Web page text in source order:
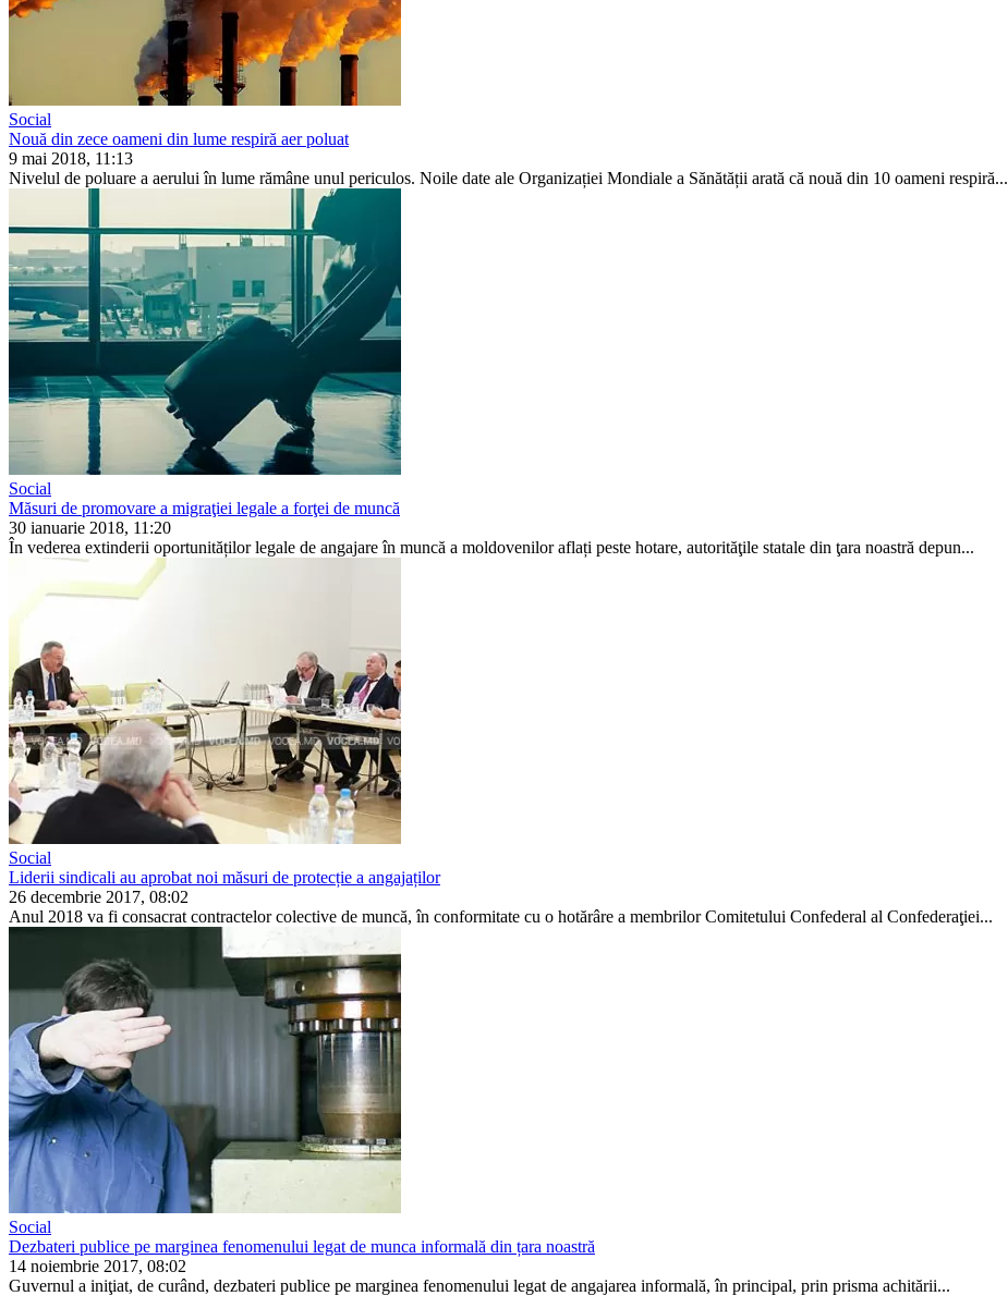
Social
Nouă din zece oameni din lume respiră aer poluat
9 mai 2018, 11:13
Nivelul de poluare a aerului în lume rămâne unul periculos. No­ile date ale Organizației Mondi­ale a Sănătății arată că nouă din 10 oameni respiră...
Social
Măsuri de promovare a migraţiei legale a forţei de muncă
30 ianuarie 2018, 11:20
În vederea extinderii oportunităților legale de angajare în muncă a moldovenilor aflați peste hotare, autorităţile statale din ţara noastră de­pun...
Social
Liderii sindicali au aprobat noi măsuri de protecție a angajaților
26 decembrie 2017, 08:02
Anul 2018 va fi consacrat contracte­lor colective de muncă, în conformi­tate cu o hotărâre a membrilor Comi­tetului Confederal al Confederaţiei...
Social
Dezbateri publice pe marginea fenomenului legat de munca informală din țara noastră
14 noiembrie 2017, 08:02
Guvernul a iniţiat, de curând, dez­bateri publice pe marginea fenome­nului legat de angajarea informală, în principal, prin prisma achitării...